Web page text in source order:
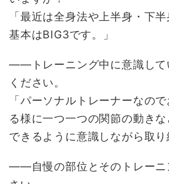
「最近は全身法や上半身・下半
基本はBIG3です。」
――トレーニング中に意識して
ください。
「パーソナルトレーナーなの
る様に一つ一つの関節の動き
できるように意識しながら取り
――自慢の部位とそのトレーニ